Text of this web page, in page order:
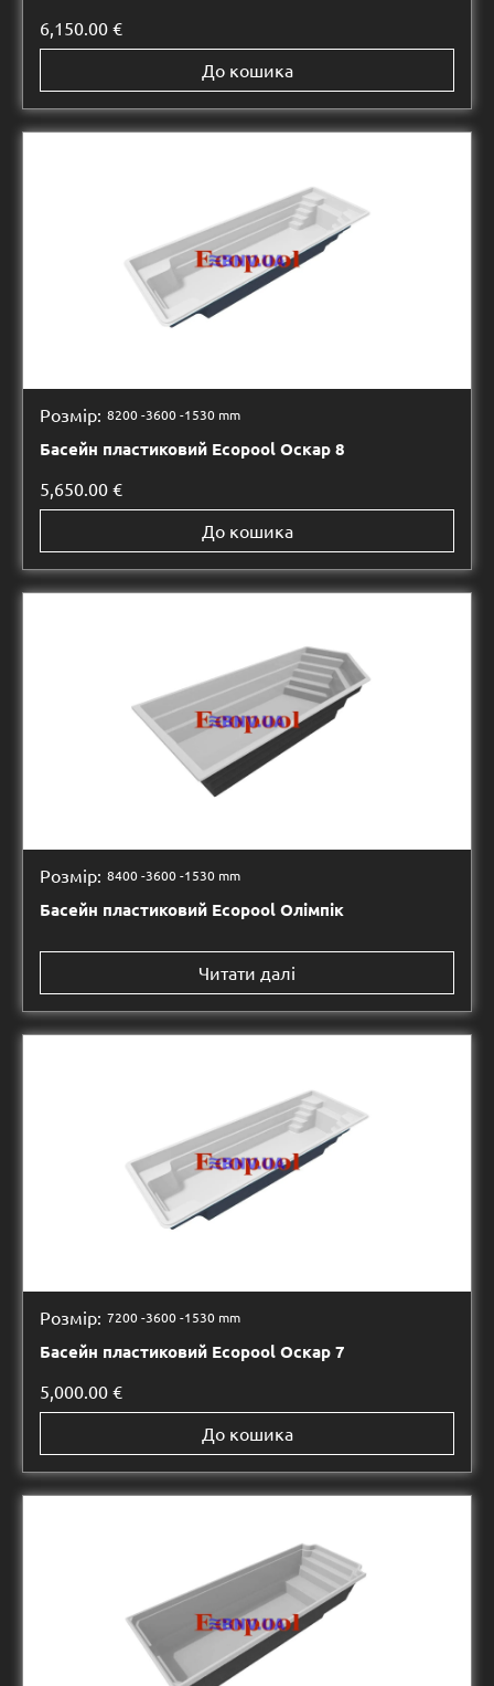
6,150.00 €
До кошика
Розмір: 8200 -3600 -1530 mm
Басейн пластиковий Ecopool Оскар 8
5,650.00 €
До кошика
Розмір: 8400 -3600 -1530 mm
Басейн пластиковий Ecopool Олімпік
Читати далі
Розмір: 7200 -3600 -1530 mm
Басейн пластиковий Ecopool Оскар 7
5,000.00 €
До кошика